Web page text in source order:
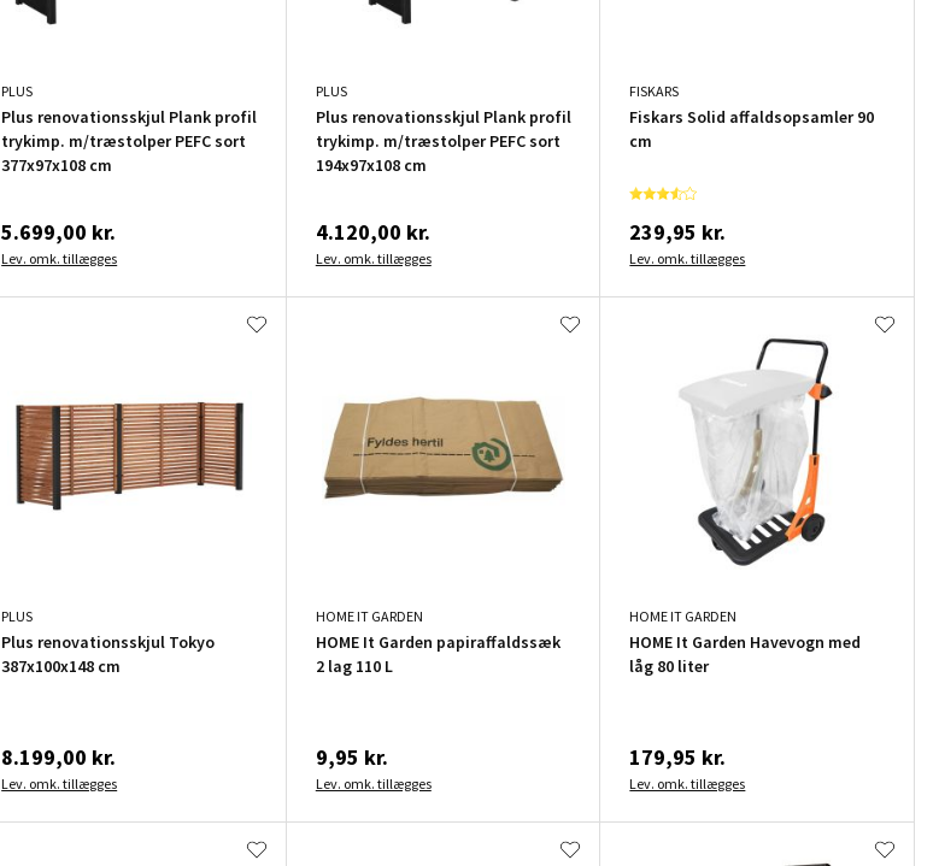
PLUS
Plus renovationsskjul Plank profil
trykimp. m/træstolper PEFC sort
377x97x108 cm
5.699,00 kr.
Lev. omk. tillægges
PLUS
Plus renovationsskjul Plank profil
trykimp. m/træstolper PEFC sort
194x97x108 cm
4.120,00 kr.
Lev. omk. tillægges
FISKARS
Fiskars Solid affaldsopsamler 90
cm
239,95 kr.
Lev. omk. tillægges
PLUS
Plus renovationsskjul Tokyo
387x100x148 cm
8.199,00 kr.
Lev. omk. tillægges
HOME IT GARDEN
HOME It Garden papiraffaldssæk
2 lag 110 L
9,95 kr.
Lev. omk. tillægges
HOME IT GARDEN
HOME It Garden Havevogn med
låg 80 liter
179,95 kr.
Lev. omk. tillægges